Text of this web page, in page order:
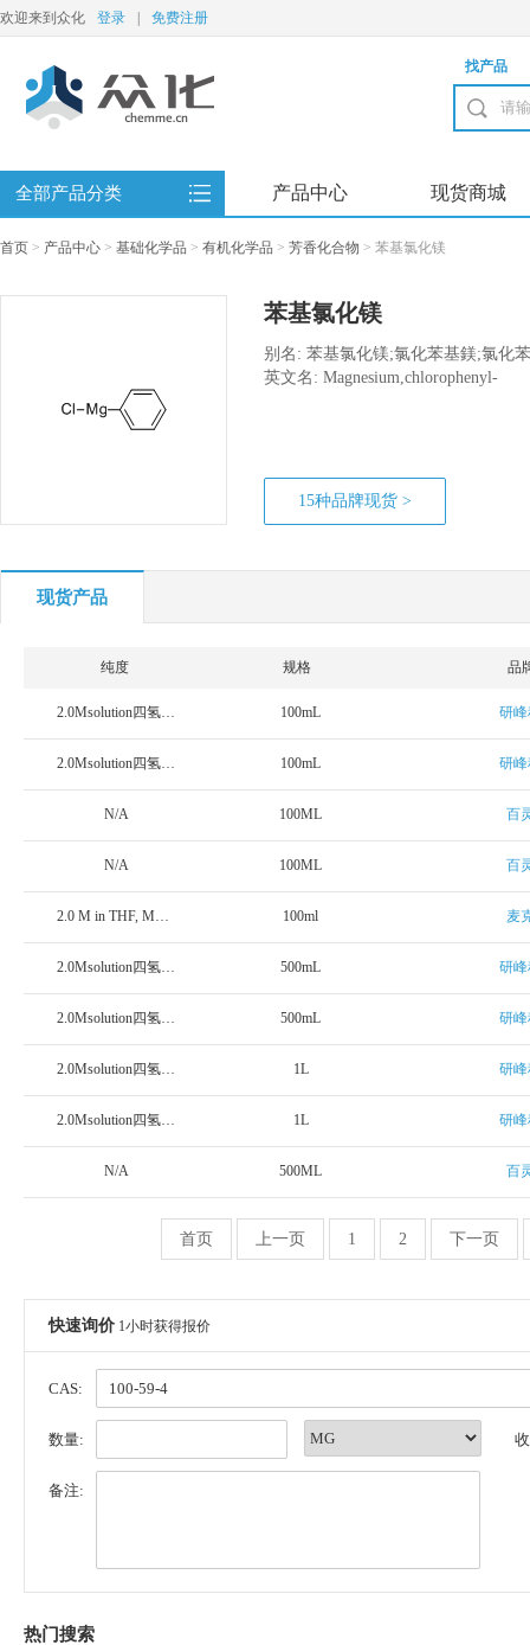
欢迎来到众化 登录 免费注册
找产品
全部产品分类 产品中心 现货商城
首页 > 产品中心 > 基础化学品 > 有机化学品 > 芳香化合物 > 苯基氯化镁
苯基氯化镁
别名: 苯基氯化镁;氯化苯基鎂;氯化
英文名: Magnesium,chlorophenyl-
15种品牌现货 >
现货产品
纯度 规格 品
2.0Msolution四氢呋喃 100mL 研
2.0Msolution四氢呋喃 100mL 研
N/A 100ML 百
N/A 100ML 百
2.0 M in THF, MkSeal 100ml 麦
2.0Msolution四氢呋喃 500mL 研
2.0Msolution四氢呋喃 500mL 研
2.0Msolution四氢呋喃 1L 研
2.0Msolution四氢呋喃 1L 研
N/A 500ML 百
首页 上一页 1 2 下一页
快速询价 1小时获得报价
CAS:
数量:
备注:
热门搜索